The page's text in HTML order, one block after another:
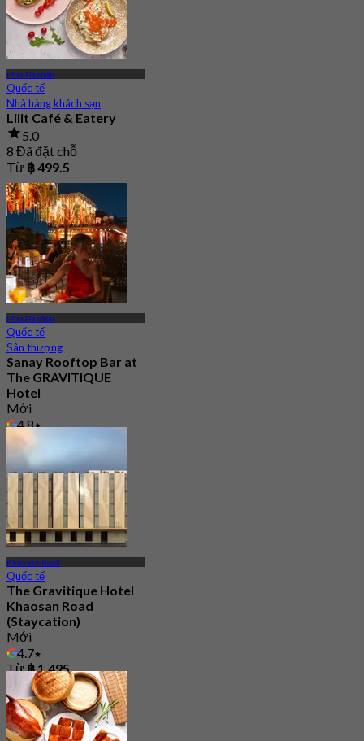
Phra Nakhon
Quốc tế
Nhà hàng khách sạn
Lilit Café & Eatery
5.0
8 Đã đặt chỗ
Từ ฿ 499.5
Phra Nakhon
Quốc tế
Sân thượng
Sanay Rooftop Bar at
The GRAVITIQUE
Hotel
Mới
4.8
Từ
Khao San Road
Quốc tế
The Gravitique Hotel
Khaosan Road
(Staycation)
Mới
4.7
Từ฿ 1,495